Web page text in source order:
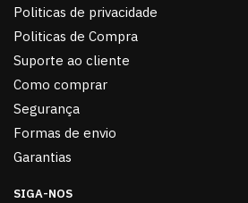
Politicas de privacidade
Politicas de Compra
Suporte ao cliente
Como comprar
Segurança
Formas de envio
Garantias
SIGA-NOS